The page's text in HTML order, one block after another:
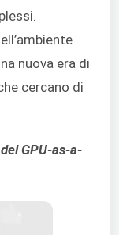
nuova era di
cercano di
GPU-as-a-